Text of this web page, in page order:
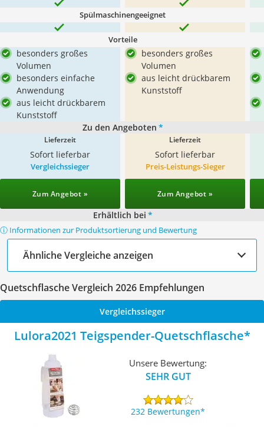
Spülmaschinengeeignet
Vorteile
besonders großes
Volumen
besonders einfache
Anwendung
aus leicht drückbarem
Kunststoff
besonders großes
Volumen
aus leicht drückbarem
Kunststoff
Zu den Angeboten *
Lieferzeit
Sofort lieferbar
Lieferzeit
Sofort lieferbar
Vergleichssieger
Zum Angebot »
Preis-Leistungs-Sieger
Zum Angebot »
Erhältlich bei *
ⓘ Informationen zur Produktsortierung und Bewertung
Ähnliche Vergleiche anzeigen
Quetschflasche Vergleich 2026 Empfehlungen
Vergleichssieger
Lulora2021 Teigspender-Quetschflasche
Unsere Bewertung:
SEHR GUT
232 Bewertungen